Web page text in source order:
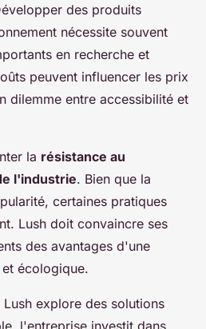
des produits
nécessite souvent
en recherche et
peuvent influencer les prix
dilemme entre accessibilité et
la résistance au
l'industrie. Bien que la
certaines pratiques
Lush doit convaincre ses
des avantages d'une
écologique.
explore des solutions
l'entreprise investit dans